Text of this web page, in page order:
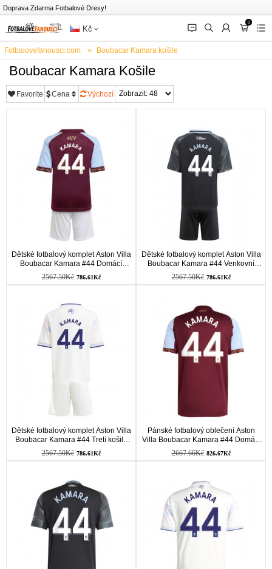
Doprava Zdarma Fotbalové Dresy!
Kč 󰂱 󰂨 󰃳
0
󰃦 󰃖
Fotbalovefanousci.com Boubacar Kamara košile
Boubacar Kamara Košile
Favorite Cena Výchozí
Dětské fotbalový komplet Aston Villa
Boubacar Kamara #44 Domácí
košile 2025-26 Krátkým Rukávem
2567.50Kč 786.61Kč
Dětské fotbalový komplet Aston Villa
Boubacar Kamara #44 Venkovní
košile 2025-26 Krátkým Rukávem
2567.50Kč 786.61Kč
Dětské fotbalový komplet Aston Villa
Boubacar Kamara #44 Tretí košile
2025-26 Krátkým Rukávem
2567.50Kč 786.61Kč
Pánské fotbalový oblečení Aston
Villa Boubacar Kamara #44 Domácí
košile 2025-26 Krátkým Rukávem
2667.66Kč 826.67Kč